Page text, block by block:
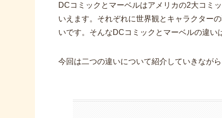
DCコミックとマーベルはアメリカの2大コミ
いえます。それぞれに世界観とキャラクター
いです。そんなDCコミックとマーベルの違い
今回は二つの違いについて紹介していきなが